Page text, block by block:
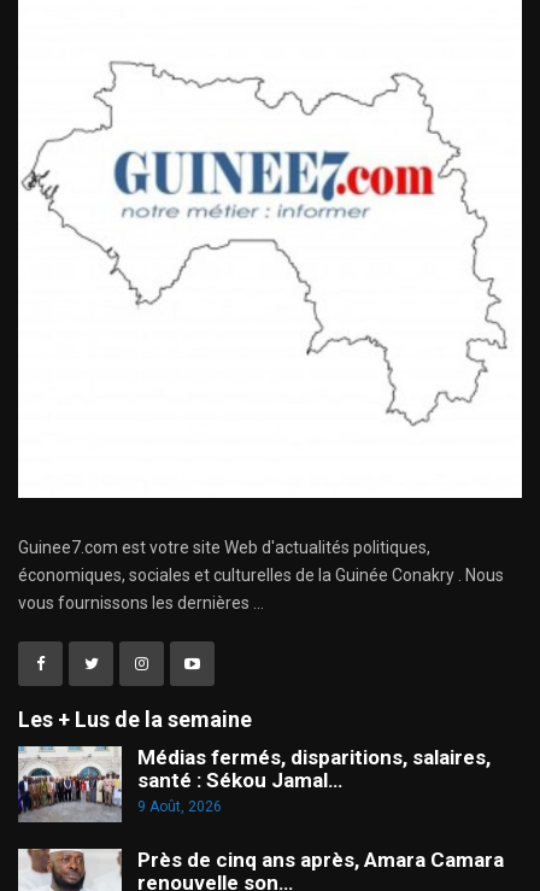
Guinee7.com est votre site Web d'actualités politiques,
économiques, sociales et culturelles de la Guinée Conakry . Nous
vous fournissons les dernières ...
Les + Lus de la semaine
Médias fermés, disparitions, salaires,
santé : Sékou Jamal…
9 Août, 2026
Près de cinq ans après, Amara Camara
renouvelle son…